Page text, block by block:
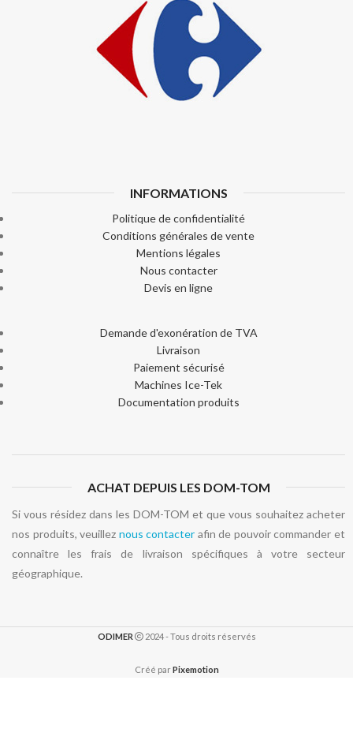
INFORMATIONS
Politique de confidentialité
Conditions générales de vente
Mentions légales
Nous contacter
Devis en ligne
Demande d'exonération de TVA
Livraison
Paiement sécurisé
Machines Ice-Tek
Documentation produits
ACHAT DEPUIS LES DOM-TOM
Si vous résidez dans les DOM-TOM et que vous souhaitez acheter
nos produits, veuillez nous contacter afin de pouvoir commander et
connaître les frais de livraison spécifiques à votre secteur
géographique.
ODIMER 2024 - Tous droits réservés
Créé parPixemotion